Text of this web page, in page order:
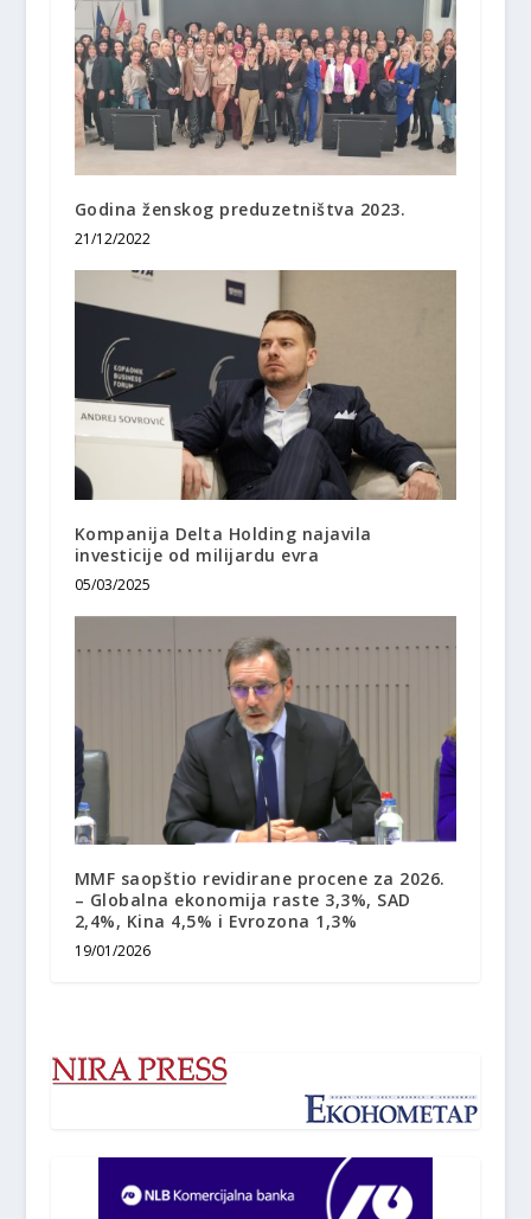
Godina ženskog preduzetništva 2023.
21/12/2022
Kompanija Delta Holding najavila
investicije od milijardu evra
05/03/2025
MMF saopštio revidirane procene za 2026.
– Globalna ekonomija raste 3,3%, SAD
2,4%, Kina 4,5% i Evrozona 1,3%
19/01/2026